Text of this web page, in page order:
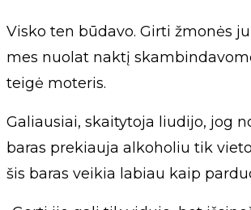
Visko ten būdavo. Girti žmonės
mes nuolat naktį
teigė moteris.
Galiausiai, skaitytoja liudijo, jog
baras prekiauja alkoholiu tik
šis baras veikia labiau kaip